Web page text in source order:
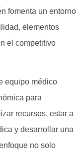
fomenta un entorno
elementos
el competitivo
equipo médico
para
recursos, estar a
y desarrollar una
no solo